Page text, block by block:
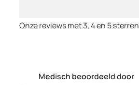
Medisch beoordeeld door
Onze reviews met 3, 4 en 5 sterren